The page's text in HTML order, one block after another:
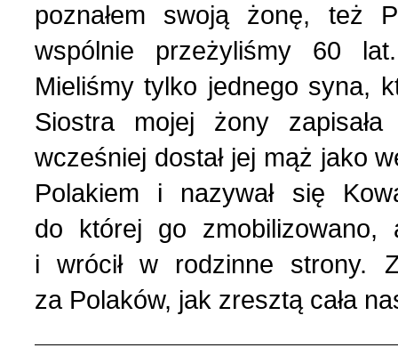
poznałem swoją żonę, też
wspólnie przeżyliśmy 60
Mieliśmy tylko jednego syna,
Siostra mojej żony
wcześniej dostał jej mąż jako
Polakiem i nazywał się
do której go
i wrócił w rodzinne strony.
za Polaków, jak zresztą cała